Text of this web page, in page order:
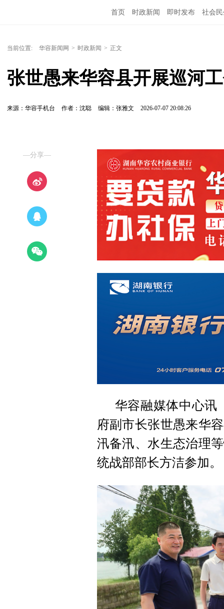
首页 时政新闻 即时发布 社会
当前位置: 华容新闻网 > 时政新闻 > 正文
张世愚来华容县开展巡河
来源：华容手机台 作者：沈聪 编辑：张雅文 2026-07-07 20:08:26
—分享—
华容融媒体中心讯
府副市长张世愚来华
汛备汛、水生态治理
统战部部长方洁参加。